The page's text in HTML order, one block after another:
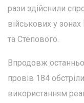
рази здійснили
військових у
та Степового.
Впродовж
провів 184
використанням